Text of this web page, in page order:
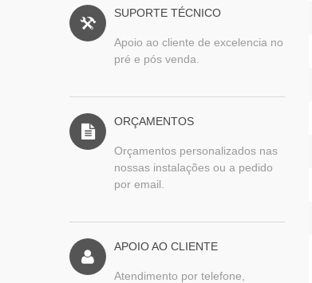
SUPORTE TÉCNICO
Apoio ao cliente de excelencia no
pré e pós venda.
ORÇAMENTOS
Orçamentos personalizados nas
nossas instalações ou a pedido
por email.
APOIO AO CLIENTE
Atendimento por telefone,